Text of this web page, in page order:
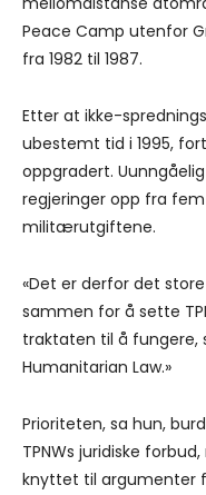
Peace Camp utenfor
fra 1982 til 1987.
Etter at ikke-
ubestemt tid i 1995,
oppgradert.
regjeringer opp fra
militærutgiftene.
«Det er derfor det
sammen for å sette
traktaten til å
Humanitarian Law.»
Prioriteten, sa hun,
TPNWs juridiske
knyttet til argumenter